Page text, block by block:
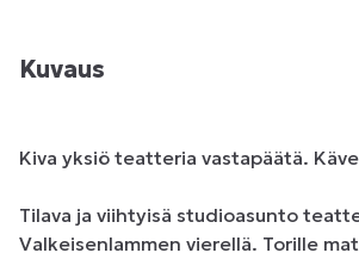
Kuvaus
Kiva yksiö teatteria vastapäätä.
Tilava ja viihtyisä studioasunto
Valkeisenlammen vierellä. Torille